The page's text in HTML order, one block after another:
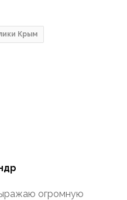
Крым
огромную